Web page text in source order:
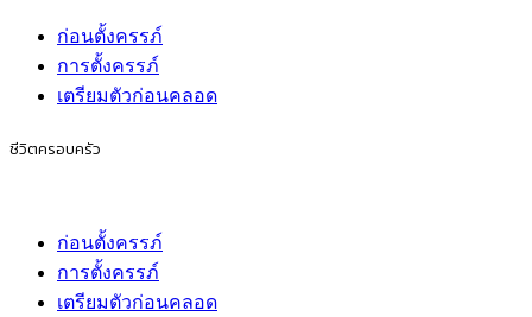
ก่อนตั้งครรภ์
การตั้งครรภ์
เตรียมตัวก่อนคลอด
ชีวิตครอบครัว
ก่อนตั้งครรภ์
การตั้งครรภ์
เตรียมตัวก่อนคลอด